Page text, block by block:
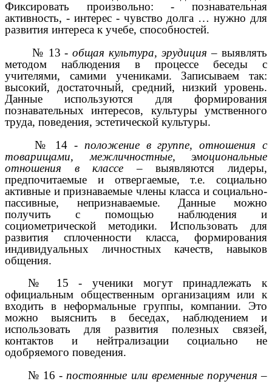
Фиксировать произвольно: - познавательная
активность, - интерес - чувство долга … нужно для
развития интереса к учебе, способностей.
№ 13 - общая культура, эрудиция – выявлять
методом наблюдения в процессе беседы с
учителями, самими учениками. Записываем так:
высокий, достаточный, средний, низкий уровень.
Данные используются для формирования
познавательных интересов, культуры умственного
труда, поведения, эстетической культуры.
№ 14 - положение в группе, отношения с
товарищами, межличностные, эмоциональные
отношения в классе – выявляются лидеры,
предпочитаемые и отвергаемые, т.е. социально
активные и признаваемые члены класса и социально-
пассивные, непризнаваемые. Данные можно
получить с помощью наблюдения и
социометрической методики. Использовать для
развития сплоченности класса, формирования
индивидуальных личностных качеств, навыков
общения.
№ 15 - ученики могут принадлежать к
официальным общественным организациям или к
входить в неформальные группы, компании. Это
можно выяснить в беседах, наблюдением и
использовать для развития полезных связей,
контактов и нейтрализации социально не
одобряемого поведения.
№ 16 - постоянные или временные поручения –